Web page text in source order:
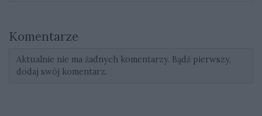
Komentarze
Aktualnie nie ma żadnych komentarzy. Bądź pierwszy,
dodaj swój komentarz.